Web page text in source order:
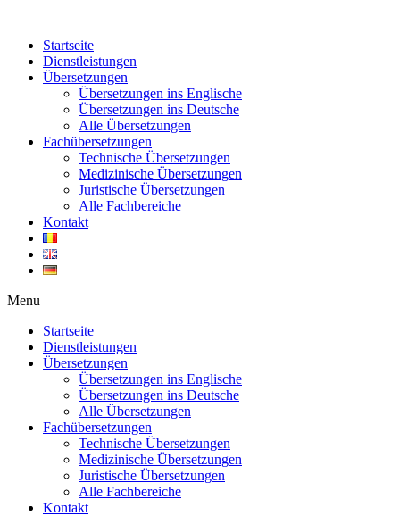
springenStartseite
Dienstleistungen
Übersetzungen
Übersetzungen ins Englische
Übersetzungen ins Deutsche
Alle Übersetzungen
Fachübersetzungen
Technische Übersetzungen
Medizinische Übersetzungen
Juristische Übersetzungen
Alle Fachbereiche
Kontakt
Menu
Startseite
Dienstleistungen
Übersetzungen
Übersetzungen ins Englische
Übersetzungen ins Deutsche
Alle Übersetzungen
Fachübersetzungen
Technische Übersetzungen
Medizinische Übersetzungen
Juristische Übersetzungen
Alle Fachbereiche
Kontakt